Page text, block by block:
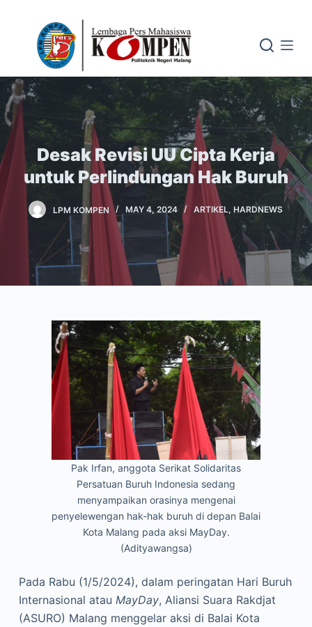
t
o
c
Desak Revisi UU Cipta Kerja
untuk Perlindungan Hak Buruh
LPM KOMPEN MAY 4, 2024 ARTIKEL,HARDNEWS
Pak Irfan, anggota Serikat Solidaritas
Persatuan Buruh Indonesia sedang
menyampaikan orasinya mengenai
penyelewengan hak-hak buruh di depan Balai
Kota Malang pada aksi MayDay.
(Adityawangsa)
Pada Rabu (1/5/2024), dalam peringatan Hari Buruh
Internasional atau MayDay, Aliansi Suara Rakdjat
(ASURO) Malang menggelar aksi di Balai Kota